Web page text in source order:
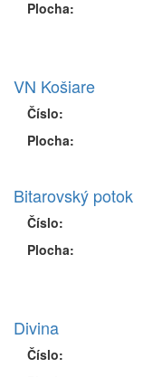
Plocha:
VN Košiare
Číslo:
Plocha:
Bitarovský potok
Číslo:
Plocha:
Divina
Číslo: